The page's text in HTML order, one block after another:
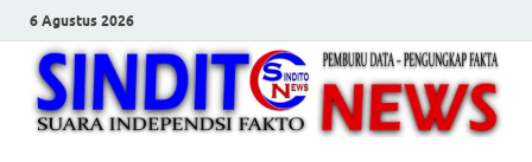
6 Agustus 2026